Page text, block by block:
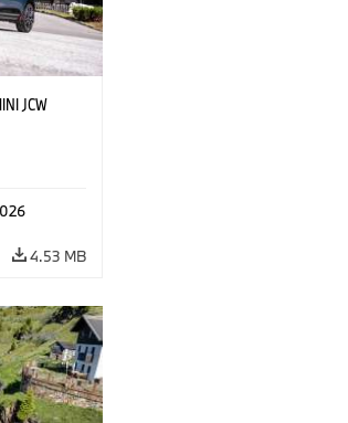
JCW
4.53 MB